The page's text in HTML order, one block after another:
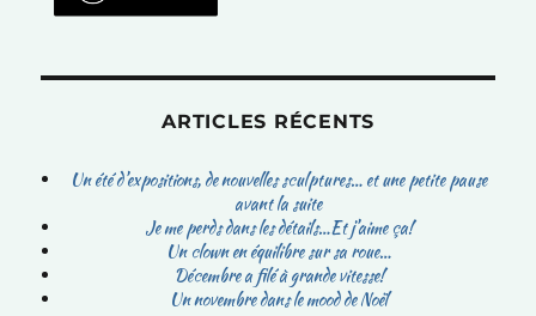
ARTICLES RÉCENTS
Un été d’expositions, de nouvelles sculptures… et une petite pause
avant la suite
Je me perds dans les détails…Et j’aime ça!
Un clown en équilibre sur sa roue…
Décembre a filé à grande vitesse!
Un novembre dans le mood de Noël